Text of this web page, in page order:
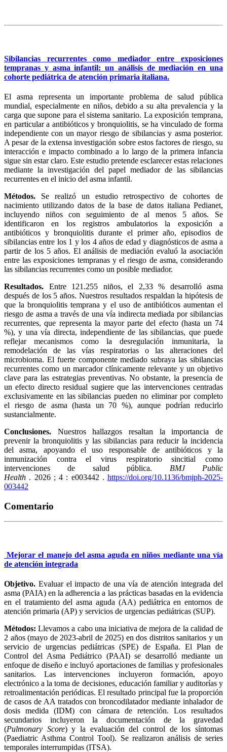
Sibilancias recurrentes como mediador entre exposiciones
tempranas y asma infantil: un análisis de mediación en una
cohorte pediátrica de atención primaria italiana.
El asma representa un importante problema de salud pública
mundial, especialmente en niños, debido a su alta prevalencia y la
carga que supone para el sistema sanitario. La exposición temprana,
en particular a antibióticos y bronquiolitis, se ha vinculado de forma
independiente con un mayor riesgo de sibilancias y asma posterior.
A pesar de la extensa investigación sobre estos factores de riesgo, su
interacción e impacto combinado a lo largo de la primera infancia
sigue sin estar claro. Este estudio pretende esclarecer estas relaciones
mediante la investigación del papel mediador de las sibilancias
recurrentes en el inicio del asma infantil.
Métodos. Se realizó un estudio retrospectivo de cohortes de
nacimiento utilizando datos de la base de datos italiana Pedianet,
incluyendo niños con seguimiento de al menos 5 años. Se
identificaron en los registros ambulatorios la exposición a
antibióticos y bronquiolitis durante el primer año, episodios de
sibilancias entre los 1 y los 4 años de edad y diagnósticos de asma a
partir de los 5 años. El análisis de mediación evaluó la asociación
entre las exposiciones tempranas y el riesgo de asma, considerando
las sibilancias recurrentes como un posible mediador.
Resultados. Entre 121.255 niños, el 2,33 % desarrolló asma
después de los 5 años. Nuestros resultados respaldan la hipótesis de
que la bronquiolitis temprana y el uso de antibióticos aumentan el
riesgo de asma a través de una vía indirecta mediada por sibilancias
recurrentes, que representa la mayor parte del efecto (hasta un 74
%), y una vía directa, independiente de las sibilancias, que puede
reflejar mecanismos como la desregulación inmunitaria, la
remodelación de las vías respiratorias o las alteraciones del
microbioma. El fuerte componente mediado subraya las sibilancias
recurrentes como un marcador clínicamente relevante y un objetivo
clave para las estrategias preventivas. No obstante, la presencia de
un efecto directo residual sugiere que las intervenciones centradas
exclusivamente en las sibilancias pueden no eliminar por completo
el riesgo de asma (hasta un 70 %), aunque podrían reducirlo
sustancialmente.
Conclusiones. Nuestros hallazgos resaltan la importancia de
prevenir la bronquiolitis y las sibilancias para reducir la incidencia
del asma, apoyando el uso responsable de antibióticos y la
inmunización contra el virus respiratorio sincitial como
intervenciones de salud pública. BMJ Public
Health . 2026 ; 4 : e003442 . https://doi.org/10.1136/bmjph-2025-
003442
Comentario
Mejorar el manejo del asma aguda en niños mediante una vía
de atención integrada
Objetivo. Evaluar el impacto de una vía de atención integrada del
asma (PAIA) en la adherencia a las prácticas basadas en la evidencia
en el tratamiento del asma aguda (AA) pediátrica en entornos de
atención primaria (AP) y servicios de urgencias pediátricas (SUP).
Métodos: Llevamos a cabo una iniciativa de mejora de la calidad de
2 años (mayo de 2023-abril de 2025) en dos distritos sanitarios y un
servicio de urgencias pediátricas (SPE) de España. El Plan de
Control del Asma Pediátrico (PAAI) se desarrolló mediante un
enfoque de diseño e incluyó aportaciones de familias y profesionales
sanitarios. Las intervenciones incluyeron formación, apoyo
electrónico a la toma de decisiones, educación familiar y auditorías y
retroalimentación periódicas. El resultado principal fue la proporción
de casos de AA tratados con broncodilatador mediante inhalador de
dosis medida (IDM) con cámara de retención. Los resultados
secundarios incluyeron la documentación de la gravedad
(Pulmonary Score) y la evaluación del control de los síntomas
(Paediatric Asthma Control Tool). Se realizaron análisis de series
temporales interrumpidas (ITSA).